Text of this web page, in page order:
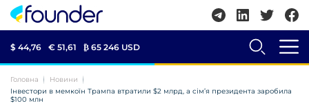
$ 44,76 € 51,61 ₿ 65 246 USD
Головна
Новини
Інвестори в мемкоїн Трампа втратили $2 млрд, а сім’я президента заробила
$100 млн